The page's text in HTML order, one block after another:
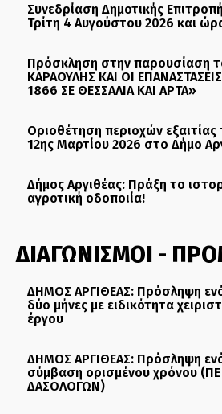
Συνεδρίαση Δημοτικής
Τρίτη 4 Αυγούστου 2026 και
Πρόσκληση στην παρουσίαση
ΚΑΡΑΟΥΛΗΣ ΚΑΙ ΟΙ
1866 ΣΕ ΘΕΣΣΑΛΙΑ ΚΑΙ ΑΡΤΑ»
Οριοθέτηση περιοχών
12ης Μαρτίου 2026 στο Δήμο
Δήμος Αργιθέας: Πράξη το
αγροτική οδοποιία!
ΔΙΑΓΩΝΙΣΜΟΙ -
ΔΗΜΟΣ ΑΡΓΙΘΕΑΣ: Πρόσληψη
δύο μήνες με ειδικότητα
έργου
ΔΗΜΟΣ ΑΡΓΙΘΕΑΣ: Πρόσληψη
σύμβαση ορισμένου χρόνου
ΔΑΣΟΛΟΓΩΝ)